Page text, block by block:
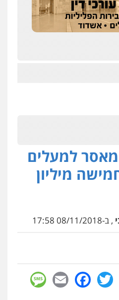
למעלים
מיליון
, ב-08/11/2018 17:58
WhatsApp
Twitter
Facebook
Email